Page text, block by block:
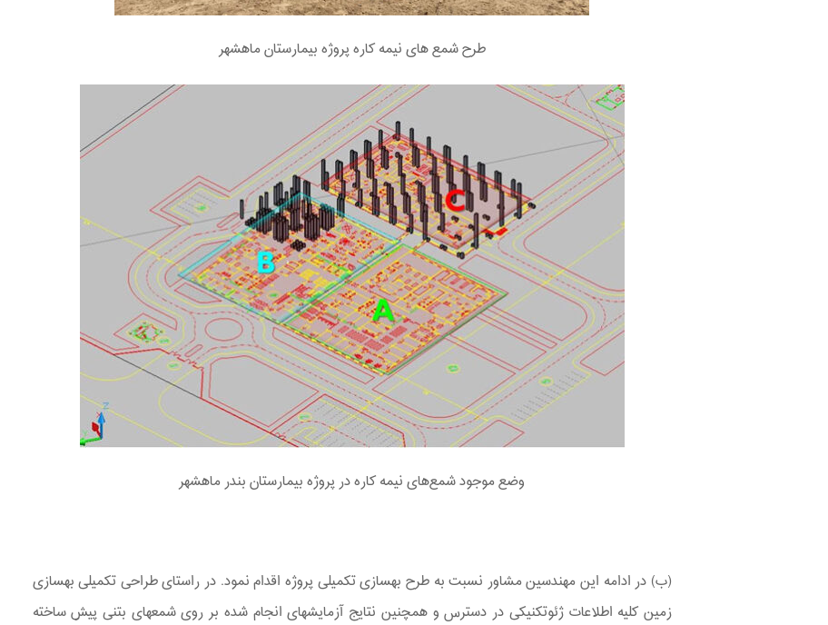
طرح شمع های نیمه کاره پروژه بیمارستان ماهشهر
وضع موجود شمع‌های نیمه کاره در پروژه بیمارستان بندر ماهشهر
(ب) در ادامه این مهندسین مشاور نسبت به طرح بهسازی تکمیلی پروژه اقدام نمود. در راستای طراحی تکمیلی بهسازی
زمین کلیه اطلاعات ژئوتکنیکی در دسترس و همچنین نتایج آزمایش‏های انجام شده بر روی شمع‏‎های بتنی پیش ساخته